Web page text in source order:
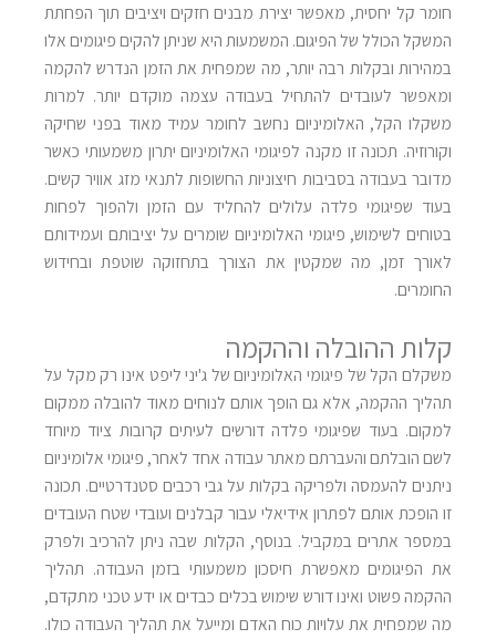
חומר קל יחסית, מאפשר יצירת מבנים חזקים ויציבים תוך הפחתת
המשקל הכולל של הפיגום. המשמעות היא שניתן להקים פיגומים אלו
במהירות ובקלות רבה יותר, מה שמפחית את הזמן הנדרש להקמה
ומאפשר לעובדים להתחיל בעבודה עצמה מוקדם יותר. למרות
משקלו הקל, האלומיניום נחשב לחומר עמיד מאוד בפני שחיקה
וקורוזיה. תכונה זו מקנה לפיגומי האלומיניום יתרון משמעותי כאשר
מדובר בעבודה בסביבות חיצוניות החשופות לתנאי מזג אוויר קשים.
בעוד שפיגומי פלדה עלולים להחליד עם הזמן ולהפוך לפחות
בטוחים לשימוש, פיגומי האלומיניום שומרים על יציבותם ועמידותם
לאורך זמן, מה שמקטין את הצורך בתחזוקה שוטפת ובחידוש
החומרים.
קלות ההובלה וההקמה
משקלם הקל של פיגומי האלומיניום של ג'יני ליפט אינו רק מקל על
תהליך ההקמה, אלא גם הופך אותם לנוחים מאוד להובלה ממקום
למקום. בעוד שפיגומי פלדה דורשים לעיתים קרובות ציוד מיוחד
לשם הובלתם והעברתם מאתר עבודה אחד לאחר, פיגומי אלומיניום
ניתנים להעמסה ולפריקה בקלות על גבי רכבים סטנדרטיים. תכונה
זו הופכת אותם לפתרון אידיאלי עבור קבלנים ועובדי שטח העובדים
במספר אתרים במקביל. בנוסף, הקלות שבה ניתן להרכיב ולפרק
את הפיגומים מאפשרת חיסכון משמעותי בזמן העבודה. תהליך
ההקמה פשוט ואינו דורש שימוש בכלים כבדים או ידע טכני מתקדם,
מה שמפחית את עלויות כוח האדם ומייעל את תהליך העבודה כולו.